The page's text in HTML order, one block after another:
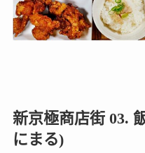
新京極商店街 03.
にまる)